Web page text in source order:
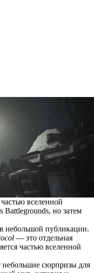
вселенной
Battlegrounds, но затем
небольшой публикации.
— это отдельная
частью вселенной
небольшие сюрпризы для